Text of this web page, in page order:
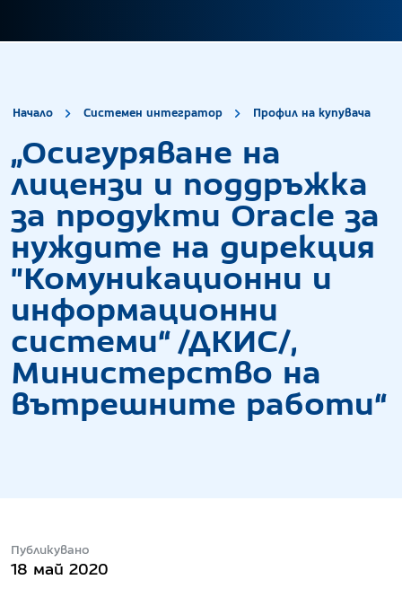
Начало Системен интегратор Профил на купувача
„Осигуряване на
лицензи и поддръжка
за продукти Oracle за
нуждите на дирекция
"Комуникационни и
информационни
системи“ /ДКИС/,
Министерство на
вътрешните работи“
Публикувано
18 май 2020